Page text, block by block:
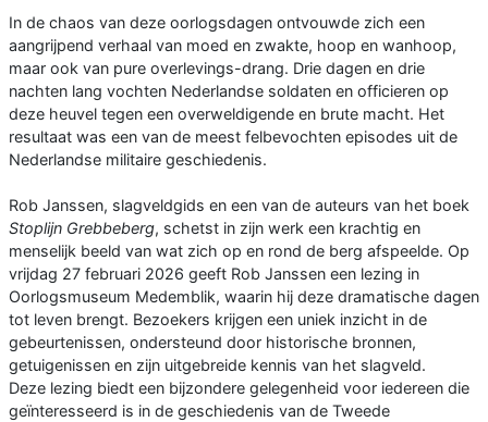
In de chaos van deze oorlogsdagen ontvouwde zich een
aangrijpend verhaal van moed en zwakte, hoop en wanhoop,
maar ook van pure overlevings-drang. Drie dagen en drie
nachten lang vochten Nederlandse soldaten en officieren op
deze heuvel tegen een overweldigende en brute macht. Het
resultaat was een van de meest felbevochten episodes uit de
Nederlandse militaire geschiedenis.
Rob Janssen, slagveldgids en een van de auteurs van het boek
Stoplijn Grebbeberg, schetst in zijn werk een krachtig en
menselijk beeld van wat zich op en rond de berg afspeelde. Op
vrijdag 27 februari 2026 geeft Rob Janssen een lezing in
Oorlogsmuseum Medemblik, waarin hij deze dramatische dagen
tot leven brengt. Bezoekers krijgen een uniek inzicht in de
gebeurtenissen, ondersteund door historische bronnen,
getuigenissen en zijn uitgebreide kennis van het slagveld.
Deze lezing biedt een bijzondere gelegenheid voor iedereen die
geïnteresseerd is in de geschiedenis van de Tweede